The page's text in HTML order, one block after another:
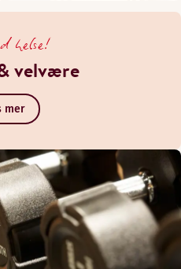
helse!
velvære
mer